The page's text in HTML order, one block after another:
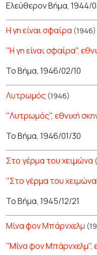
Ελεύθερον Βήμα, 1944/
Η γη είναι σφαίρα (1946)
"Η γη είναι σφαίρα",
Το Βήμα, 1946/02/10
Λυτρωμός (1946)
"Λυτρωμός", εθνική
Το Βήμα, 1946/01/30
Στο γέρμα του χειμώνα
"Στο γέρμα του
Το Βήμα, 1945/12/21
Μίνα φον Μπάρνχελμ
"Μίνα φον Μπάρνχελμ",